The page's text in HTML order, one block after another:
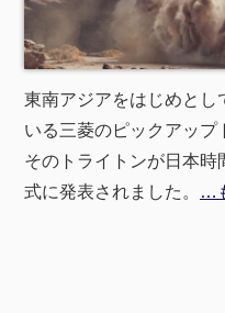
東南アジアをはじめとし
いる三菱のピックアップ
そのトライトンが日本
式に発表されました。
…